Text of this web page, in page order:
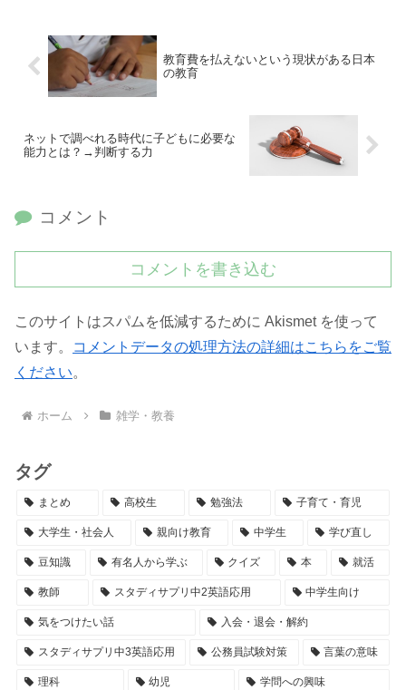
教育費を払えないという現状がある日本
の教育
ネットで調べれる時代に子どもに必要な
能力とは？→判断する力
コメント
コメントを書き込む
このサイトはスパムを低減するために Akismet を使って
います。
コメントデータの処理方法の詳細はこちらをご覧
ください。
ホーム 雑学・教養
タグ
まとめ 高校生 勉強法 子育て・育児
大学生・社会人 親向け教育 中学生 学び直し
豆知識 有名人から学ぶ クイズ 本 就活
教師 スタディサプリ中2英語応用 中学生向け
気をつけたい話 入会・退会・解約
スタディサプリ中3英語応用 公務員試験対策 言葉の意味
理科 幼児 学問への興味